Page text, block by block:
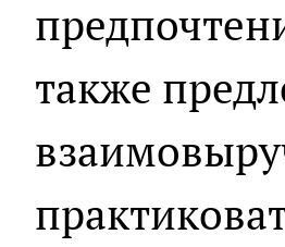
также